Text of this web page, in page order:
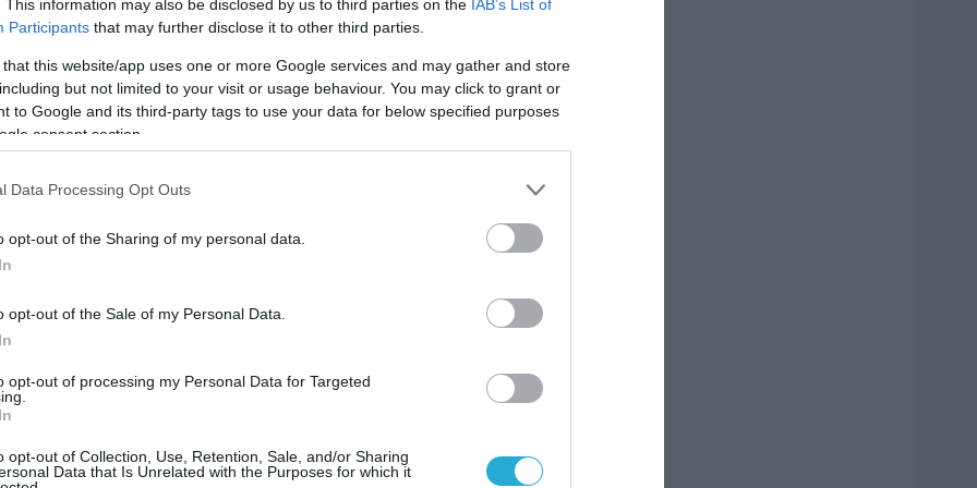
This information may also be disclosed by us to third parties on the IAB’s List of
Participants that may further disclose it to other third parties.
that this website/app uses one or more Google services and may gather and store
but not limited to your visit or usage behaviour. You may click to grant or
to Google and its third-party tags to use your data for below specified purposes
consent section.
Data Processing Opt Outs
opt-out of the Sharing of my personal data.
opt-out of the Sale of my Personal Data.
opt-out of processing my Personal Data for Targeted
opt-out of Collection, Use, Retention, Sale, and/or Sharing
Data that Is Unrelated with the Purposes for which it
του Κρίστοφερ
δεν έχει
βρίσκεται στο επίκεντρο σφοδρής
Αφορμή στάθηκε η επιλογή τηςΛουπίτα